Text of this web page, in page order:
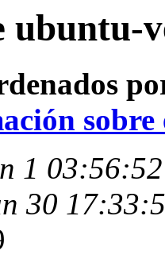
ubuntu-
sobre
1
30